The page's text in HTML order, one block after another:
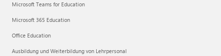
Microsoft Teams for Education
Microsoft 365 Education
Office Education
Ausbildung und Weiterbildung von Lehrpersonal